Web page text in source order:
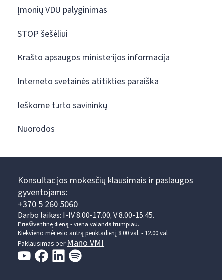
Įmonių VDU palyginimas
STOP šešėliui
Krašto apsaugos ministerijos informacija
Interneto svetainės atitikties paraiška
Ieškome turto savininkų
Nuorodos
Konsultacijos mokesčių klausimais ir paslaugos
gyventojams:
+370 5 260 5060
Darbo laikas: I-IV 8.00-17.00, V 8.00-15.45.
Prieššventinę dieną - viena valanda trumpiau.
Kiekvieno mėnesio antrą penktadienį 8.00 val. - 12.00 val.
Paklausimas per Mano VMI